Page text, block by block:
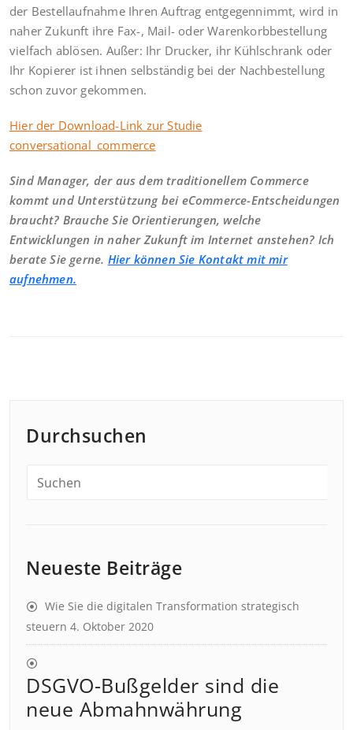
der Bestellaufnahme Ihren Auftrag entgegennimmt, wird in
naher Zukunft ihre Fax-, Mail- oder Warenkorbbestellung
vielfach ablösen. Außer: Ihr Drucker, ihr Kühlschrank oder
Ihr Kopierer ist ihnen selbständig bei der Nachbestellung
schon zuvor gekommen.
Hier der Download-Link zur Studie
conversational_commerce
Sind Manager, der aus dem traditionellem Commerce
kommt und Unterstützung bei eCommerce-Entscheidungen
braucht? Brauche Sie Orientierungen, welche
Entwicklungen in naher Zukunft im Internet anstehen? Ich
berate Sie gerne. Hier können Sie Kontakt mit mir
aufnehmen.
Durchsuchen
Neueste Beiträge
Wie Sie die digitalen Transformation strategisch
steuern 4. Oktober 2020
DSGVO-Bußgelder sind die
neue Abmahnwährung